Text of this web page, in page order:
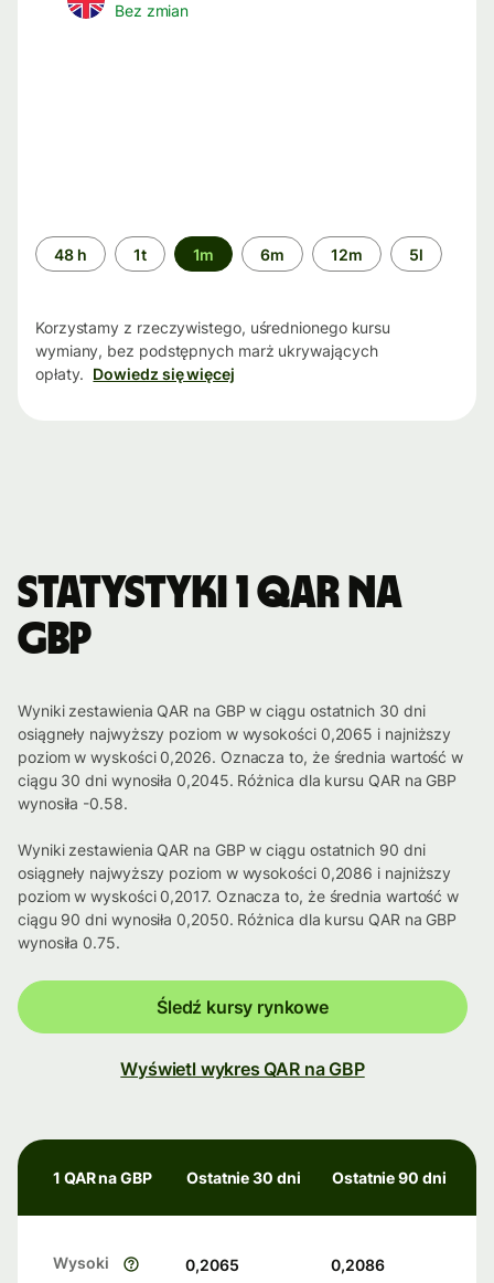
Bez zmian
Przedział
czasu
48 h 1t 1m 6m 12m 5l
Korzystamy z rzeczywistego, uśrednionego kursu
wymiany, bez podstępnych marż ukrywających
opłaty. Dowiedz się więcej
Statystyki 1 QAR na
GBP
Wyniki zestawienia QAR na GBP w ciągu ostatnich 30 dni
osiągneły najwyższy poziom w wysokości 0,2065 i najniższy
poziom w wyskości 0,2026. Oznacza to, że średnia wartość w
ciągu 30 dni wynosiła 0,2045. Różnica dla kursu QAR na GBP
wynosiła -0.58.
Wyniki zestawienia QAR na GBP w ciągu ostatnich 90 dni
osiągneły najwyższy poziom w wysokości 0,2086 i najniższy
poziom w wyskości 0,2017. Oznacza to, że średnia wartość w
ciągu 90 dni wynosiła 0,2050. Różnica dla kursu QAR na GBP
wynosiła 0.75.
Śledź kursy rynkowe
Wyświetl wykres QAR na GBP
1 QAR na GBP Ostatnie 30 dni Ostatnie 90 dni
Wysoki 0,2065 0,2086